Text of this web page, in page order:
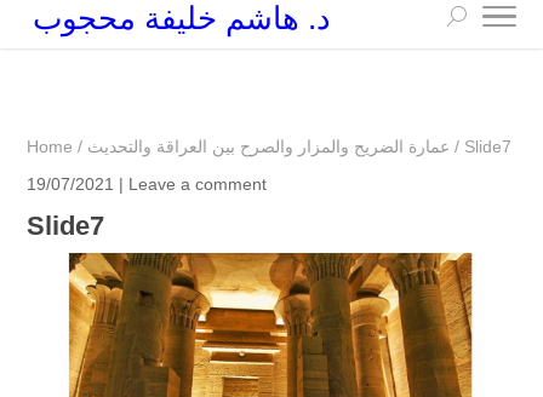
د. هاشم خليفة محجوب
Home / عمارة الضريح والمزار والصرح بين العراقة والتحديث / Slide7
19/07/2021 | Leave a comment
Slide7